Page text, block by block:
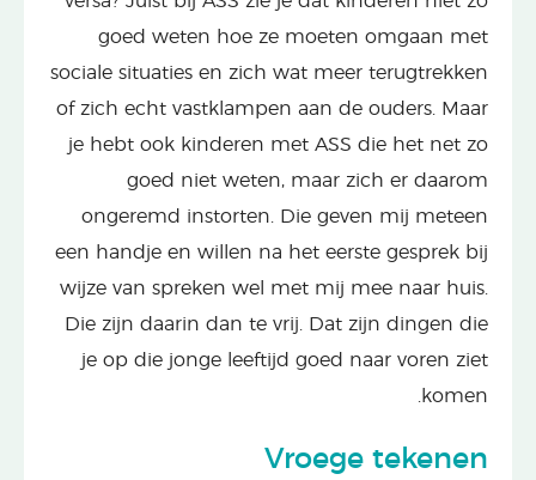
goed weten hoe ze moeten omgaan met
sociale situaties en zich wat meer terugtrekken
of zich echt vastklampen aan de ouders. Maar
je hebt ook kinderen met ASS die het net zo
goed niet weten, maar zich er daarom
ongeremd instorten. Die geven mij meteen
een handje en willen na het eerste gesprek bij
wijze van spreken wel met mij mee naar huis.
Die zijn daarin dan te vrij. Dat zijn dingen die
je op die jonge leeftijd goed naar voren ziet
komen.
Vroege tekenen